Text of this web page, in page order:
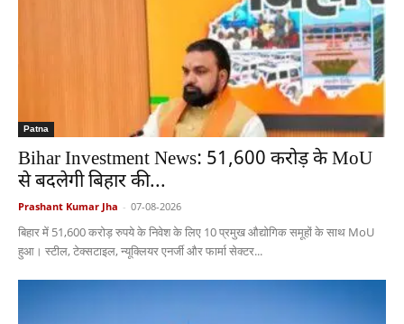
Patna
Bihar Investment News: 51,600 करोड़ के MoU
से बदलेगी बिहार की...
Prashant Kumar Jha - 07-08-2026
बिहार में 51,600 करोड़ रुपये के निवेश के लिए 10 प्रमुख औद्योगिक समूहों के साथ MoU
हुआ। स्टील, टेक्सटाइल, न्यूक्लियर एनर्जी और फार्मा सेक्टर...